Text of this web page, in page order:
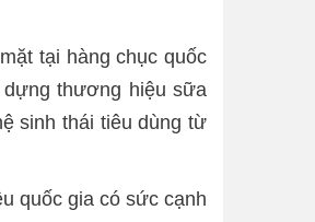
tại hàng chục quốc
dựng thương hiệu sữa
sinh thái tiêu dùng từ
quốc gia có sức cạnh